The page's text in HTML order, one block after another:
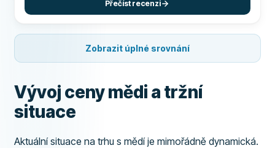
Přečíst recenzi
Zobrazit úplné srovnání
Vývoj ceny mědi a tržní
situace
Aktuální situace na trhu s mědí je mimořádně dynamická.